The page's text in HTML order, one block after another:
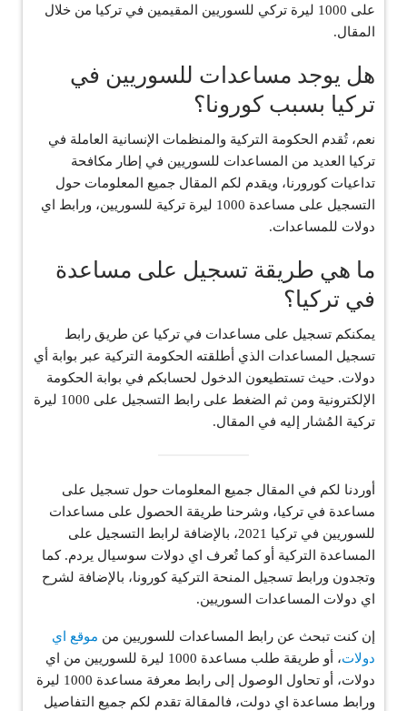
على 1000 ليرة تركي للسوريين المقيمين في تركيا من خلال
المقال.
هل يوجد مساعدات للسوريين في
تركيا بسبب كورونا؟
نعم، تُقدم الحكومة التركية والمنظمات الإنسانية العاملة في
تركيا العديد من المساعدات للسوريين في إطار مكافحة
تداعيات كورورنا، ويقدم لكم المقال جميع المعلومات حول
التسجيل على مساعدة 1000 ليرة تركية للسوريين، ورابط اي
دولات للمساعدات.
ما هي طريقة تسجيل على مساعدة
في تركيا؟
يمكنكم تسجيل على مساعدات في تركيا عن طريق رابط
تسجيل المساعدات الذي أطلقته الحكومة التركية عبر بوابة أي
دولات. حيث تستطيعون الدخول لحسابكم في بوابة الحكومة
الإلكترونية ومن ثم الضغط على رابط التسجيل على 1000 ليرة
تركية المُشار إليه في المقال.
أوردنا لكم في المقال جميع المعلومات حول تسجيل على
مساعدة في تركيا، وشرحنا طريقة الحصول على مساعدات
للسوريين في تركيا 2021، بالإضافة لرابط التسجيل على
المساعدة التركية أو كما تُعرف اي دولات سوسيال يردم. كما
وتجدون ورابط تسجيل المنحة التركية كورونا، بالإضافة لشرح
اي دولات المساعدات السوريين.
إن كنت تبحث عن رابط المساعدات للسوريين من موقع اي
دولات
، أو طريقة طلب مساعدة 1000 ليرة للسوريين من اي
دولات، أو تحاول الوصول إلى رابط معرفة مساعدة 1000 ليرة
ورابط مساعدة اي دولت، فالمقالة تقدم لكم جميع التفاصيل